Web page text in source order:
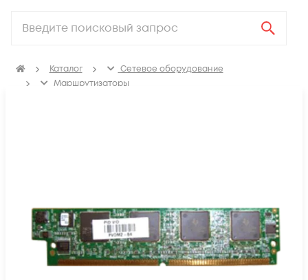
Каталог
Сетевое оборудование
Маршрутизаторы